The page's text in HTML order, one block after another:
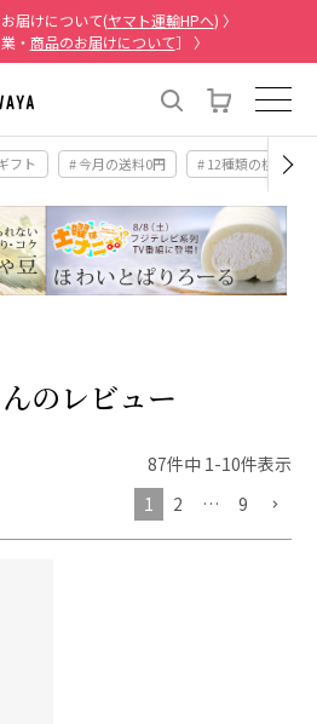
届けについて(ヤマト運輸HPへ) 〉
・ 商品のお届けについて］ 〉
フト # 今月の送料0円 # 12種類の桃
のレビュー
87件中 1 -10件表示
1
2 … 9